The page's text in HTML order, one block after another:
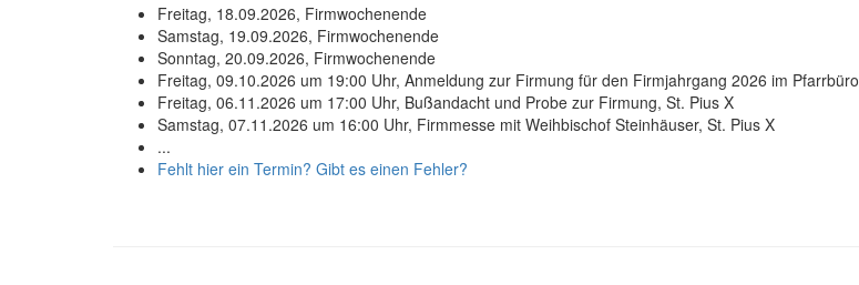
Freitag, 18.09.2026, Firmwochenende
Samstag, 19.09.2026, Firmwochenende
Sonntag, 20.09.2026, Firmwochenende
Freitag, 09.10.2026 um 19:00 Uhr, Anmeldung zur Firmung für den Firmjahrgang 2026 im Pfarrbüro
Freitag, 06.11.2026 um 17:00 Uhr, Bußandacht und Probe zur Firmung, St. Pius X
Samstag, 07.11.2026 um 16:00 Uhr, Firmmesse mit Weihbischof Steinhäuser, St. Pius X
...
Fehlt hier ein Termin? Gibt es einen Fehler?